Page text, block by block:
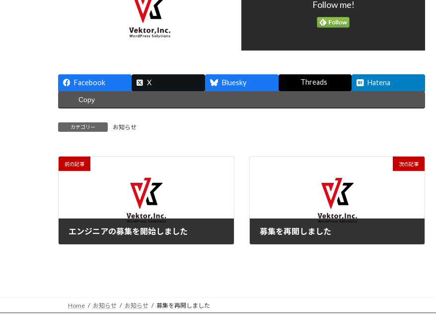
Follow me!
Facebook X Bluesky Threads Hatena
Copy
カテゴリー お知らせ
前の記事
エンジニアの募集を開始しました
次の記事
募集を再開しました
Home お知らせ お知らせ 募集を再開しました